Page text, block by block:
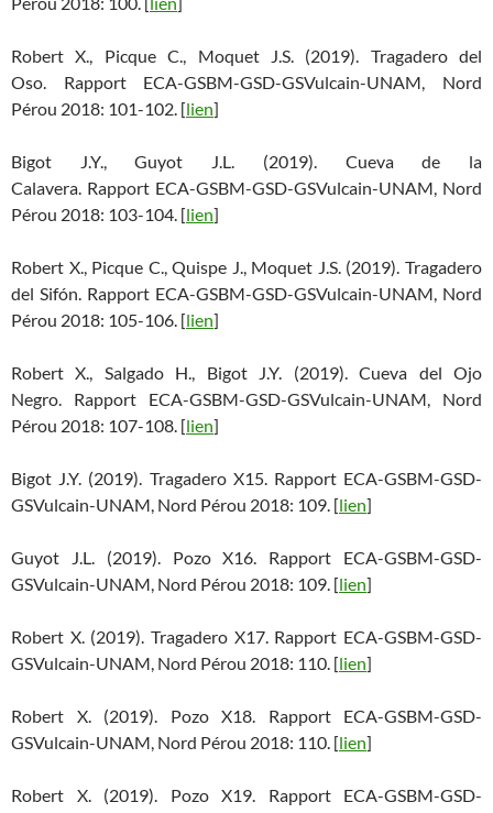
Robert X., Picque C., Moquet J.S. (2019). Tragadero del
Oso. Rapport ECA-GSBM-GSD-GSVulcain-UNAM, Nord
Pérou 2018: 101-102. [lien]
Bigot J.Y., Guyot J.L. (2019). Cueva de la
Calavera. Rapport ECA-GSBM-GSD-GSVulcain-UNAM, Nord
Pérou 2018: 103-104. [lien]
Robert X., Picque C., Quispe J., Moquet J.S. (2019). Tragadero
del Sifón. Rapport ECA-GSBM-GSD-GSVulcain-UNAM, Nord
Pérou 2018: 105-106. [lien]
Robert X., Salgado H., Bigot J.Y. (2019). Cueva del Ojo
Negro. Rapport ECA-GSBM-GSD-GSVulcain-UNAM, Nord
Pérou 2018: 107-108. [lien]
Bigot J.Y. (2019). Tragadero X15. Rapport ECA-GSBM-GSD-
GSVulcain-UNAM, Nord Pérou 2018: 109. [lien]
Guyot J.L. (2019). Pozo X16. Rapport ECA-GSBM-GSD-
GSVulcain-UNAM, Nord Pérou 2018: 109. [lien]
Robert X. (2019). Tragadero X17. Rapport ECA-GSBM-GSD-
GSVulcain-UNAM, Nord Pérou 2018: 110. [lien]
Robert X. (2019). Pozo X18. Rapport ECA-GSBM-GSD-
GSVulcain-UNAM, Nord Pérou 2018: 110. [lien]
Robert X. (2019). Pozo X19. Rapport ECA-GSBM-GSD-